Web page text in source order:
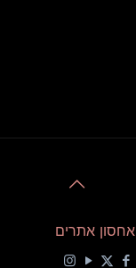
אחסון אתרים